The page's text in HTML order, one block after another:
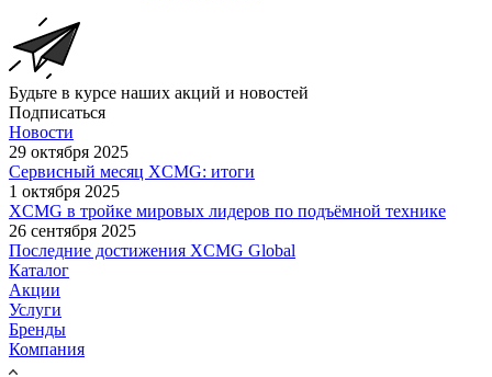
Будьте в курсе наших акций и новостей
Подписаться
Новости
29 октября 2025
Сервисный месяц XCMG: итоги
1 октября 2025
XCMG в тройке мировых лидеров по подъёмной технике
26 сентября 2025
Последние достижения XCMG Global
Каталог
Акции
Услуги
Бренды
Компания